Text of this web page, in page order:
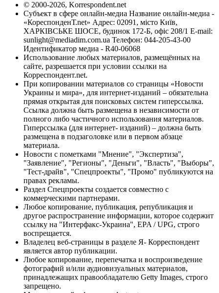
© 2000-2026, Korrespondent.net
Субъект в сфере онлайн-медиа Название онлайн-медиа -
«КореспонденТ.net» Адрес: 02091, місто Київ,
ХАРКІВСЬКЕ ШОСЕ, будинок 172-Б, офіс 208/1 E-mail:
sunlight@mediadim.com.ua Телефон: 044-205-43-00
Идентификатор медиа - R40-06068
Использование любых материалов, размещённых на
сайте, разрешается при условии ссылки на
Корреспондент.net.
При копировании материалов со страницы «Новости
Украины и мира», для интернет-изданий – обязательна
прямая открытая для поисковых систем гиперссылка.
Ссылка должна быть размещена в независимости от
полного либо частичного использования материалов.
Гиперссылка (для интернет- изданий) – должна быть
размещена в подзаголовке или в первом абзаце
материала.
Новости с пометками "Мнение", "Экспертиза",
"Заявление", "Регионы", "Деньги", "Власть", "Выборы",
"Тест-драйв", "Спецпроекты", "Промо" публикуются на
правах рекламы.
Раздел Спецпроекты создается совместно с
коммерческими партнерами.
Любое копирование, публикация, републикация и
другое распространение информации, которое содержит
ссылку на "Интерфакс-Украина", EPA / UPG, строго
воспрещается.
Владелец веб-страницы в разделе Я- Корреспондент
является автор публикации.
Любое копирование, перепечатка и воспроизведение
фотографий и/или аудиовизуальных материалов,
принадлежащих правообладателю Getty Images, строго
запрещено.